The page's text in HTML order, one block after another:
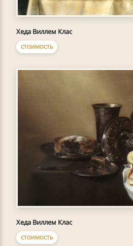
Хеда Виллем Клас
СТОИМОСТЬ
Хеда Виллем Клас
СТОИМОСТЬ